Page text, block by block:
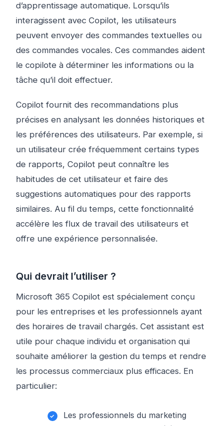
d’apprentissage automatique. Lorsqu’ils
interagissent avec Copilot, les utilisateurs
peuvent envoyer des commandes textuelles ou
des commandes vocales. Ces commandes aident
le copilote à déterminer les informations ou la
tâche qu’il doit effectuer.
Copilot fournit des recommandations plus
précises en analysant les données historiques et
les préférences des utilisateurs. Par exemple, si
un utilisateur crée fréquemment certains types
de rapports, Copilot peut connaître les
habitudes de cet utilisateur et faire des
suggestions automatiques pour des rapports
similaires. Au fil du temps, cette fonctionnalité
accélère les flux de travail des utilisateurs et
offre une expérience personnalisée.
Qui devrait l’utiliser ?
Microsoft 365 Copilot est spécialement conçu
pour les entreprises et les professionnels ayant
des horaires de travail chargés. Cet assistant est
utile pour chaque individu et organisation qui
souhaite améliorer la gestion du temps et rendre
les processus commerciaux plus efficaces. En
particulier:
Les professionnels du marketing